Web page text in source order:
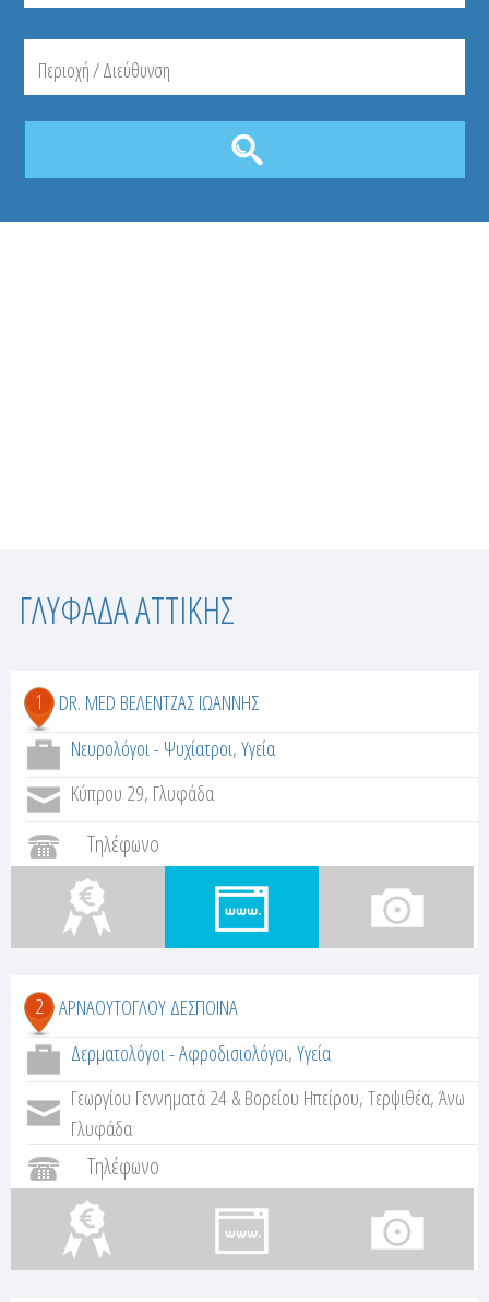
Σ
λ
ΓΛΥΦΑΔΑ ΑΤΤΙΚΗΣ
1
DR. MED ΒΕΛΕΝΤΖΑΣ ΙΩΑΝΝΗΣ
Νευρολόγοι - Ψυχίατροι,Υγεία
Κύπρου 29, Γλυφάδα
Τηλέφωνο
2 ΑΡΝΑΟΥΤΟΓΛΟΥ ΔΕΣΠΟΙΝΑ
Δερματολόγοι - Αφροδισιολόγοι,Υγεία
Γεωργίου Γεννηματά 24 & Βορείου Ηπείρου, Τερψιθέα, Άνω
Γλυφάδα
Τηλέφωνο